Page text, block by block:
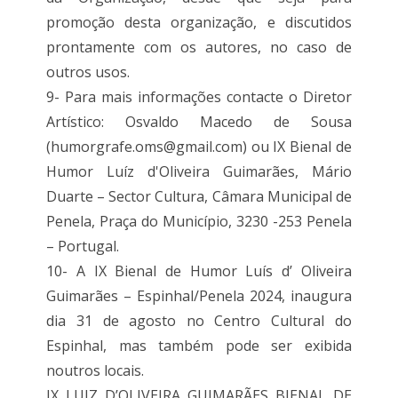
promoção desta organização, e discutidos
prontamente com os autores, no caso de
outros usos.
9- Para mais informações contacte o Diretor
Artístico: Osvaldo Macedo de Sousa
(humorgrafe.oms@gmail.com) ou IX Bienal de
Humor Luíz d'Oliveira Guimarães, Mário
Duarte – Sector Cultura, Câmara Municipal de
Penela, Praça do Município, 3230 -253 Penela
– Portugal.
10- A IX Bienal de Humor Luís d’ Oliveira
Guimarães – Espinhal/Penela 2024, inaugura
dia 31 de agosto no Centro Cultural do
Espinhal, mas também pode ser exibida
noutros locais.